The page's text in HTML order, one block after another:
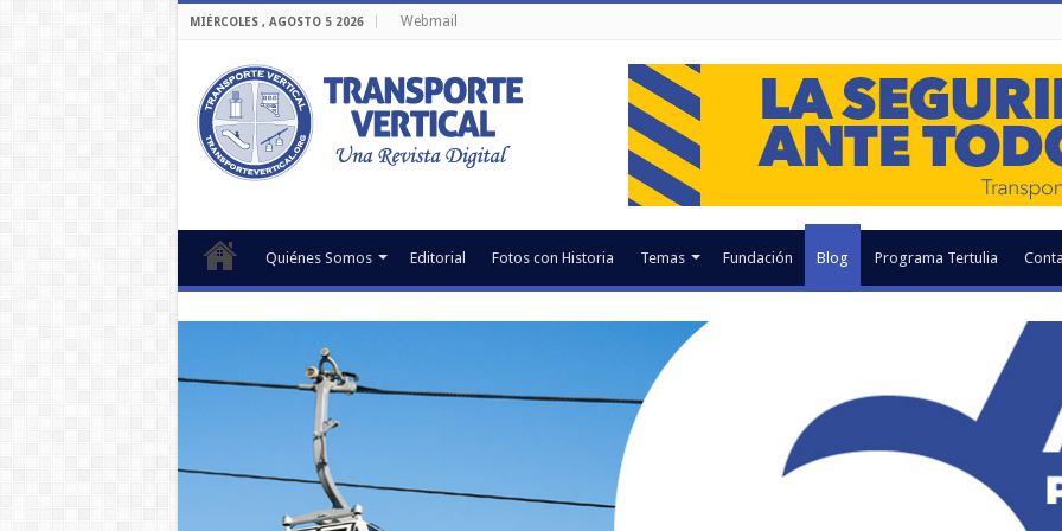
MIÉRCOLES , AGOSTO 5 2026 Webmail
Quiénes Somos Editorial Fotos con Historia Temas Fundación Blog Programa Tertulia